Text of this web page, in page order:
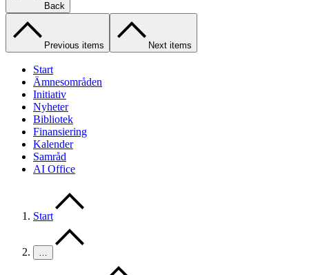
Back
Previous items Next items
Start
Ämnesområden
Initiativ
Nyheter
Bibliotek
Finansiering
Kalender
Samråd
AI Office
Start
…